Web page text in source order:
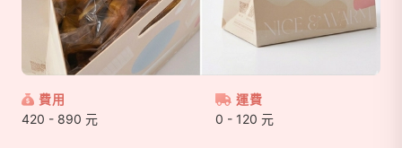
費用
420 - 890 元
運費
0 - 120 元